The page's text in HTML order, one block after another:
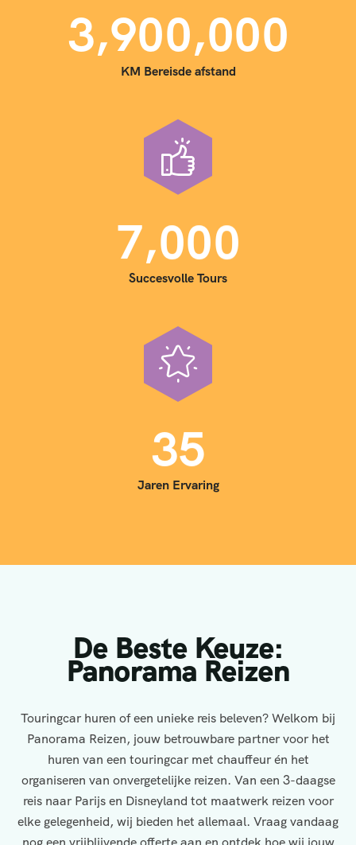
3,900,000
KM Bereisde afstand
7,000
Succesvolle Tours
35
Jaren Ervaring
De Beste Keuze:
Panorama Reizen
Touringcar huren of een unieke reis beleven? Welkom bij
Panorama Reizen, jouw betrouwbare partner voor het
huren van een touringcar met chauffeur én het
organiseren van onvergetelijke reizen. Van een 3-daagse
reis naar Parijs en Disneyland tot maatwerk reizen voor
elke gelegenheid, wij bieden het allemaal. Vraag vandaag